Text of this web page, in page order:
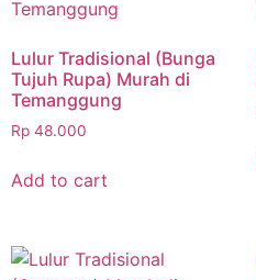
Lulur Tradisional (Bunga
Tujuh Rupa) Murah di
Temanggung
Rp 48.000
Add to cart